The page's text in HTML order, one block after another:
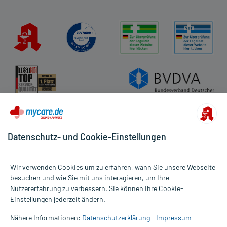
Alle Preise gelten inkl. MwSt., ggf. zzgl. Versandkosten
Informationen auf dieser Website werden ausschließlich für
die Untersuchung und Behandlung durch einen Arzt. Bitte
Datenschutz- und Cookie-Einstellungen
Wir verwenden Cookies um zu erfahren, wann Sie unsere Webseite
besuchen und wie Sie mit uns interagieren, um Ihre
Nutzererfahrung zu verbessern. Sie können Ihre Cookie-
Einstellungen jederzeit ändern.
Nähere Informationen: Datenschutzerklärung Impressum